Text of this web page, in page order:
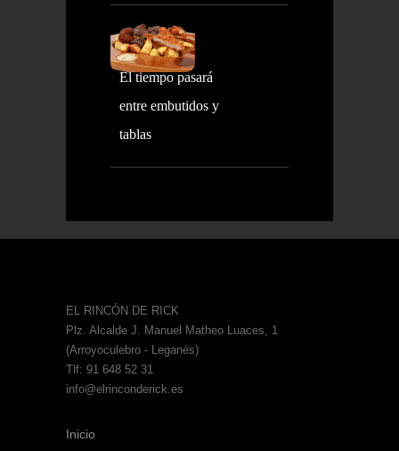
El tiempo pasará
entre embutidos y
tablas
EL RINCÓN DE RICK
Plz. Alcalde J. Manuel Matheo Luaces, 1
(Arroyoculebro - Leganés)
Tlf: 91 648 52 31
info@elrinconderick.es
Inicio